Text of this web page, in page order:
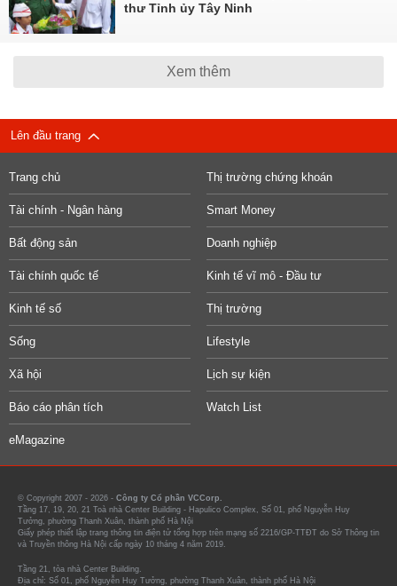
thư Tỉnh ủy Tây Ninh
Xem thêm
Lên đầu trang
Trang chủ Thị trường chứng khoán
Tài chính - Ngân hàng Smart Money
Bất động sản Doanh nghiệp
Tài chính quốc tế Kinh tế vĩ mô - Đầu tư
Kinh tế số Thị trường
Sống Lifestyle
Xã hội Lịch sự kiện
Báo cáo phân tích Watch List
eMagazine
© Copyright 2007 - 2026 - Công ty Cổ phần VCCorp.
Tầng 17, 19, 20, 21 Toà nhà Center Building - Hapulico Complex, Số 01, phố Nguyễn Huy
Tưởng, phường Thanh Xuân, thành phố Hà Nội
Giấy phép thiết lập trang thông tin điện tử tổng hợp trên mạng số 2216/GP-TTĐT do Sở Thông tin
và Truyền thông Hà Nội cấp ngày 10 tháng 4 năm 2019.
Tầng 21, tòa nhà Center Building.
Địa chỉ: Số 01, phố Nguyễn Huy Tưởng, phường Thanh Xuân, thành phố Hà Nội